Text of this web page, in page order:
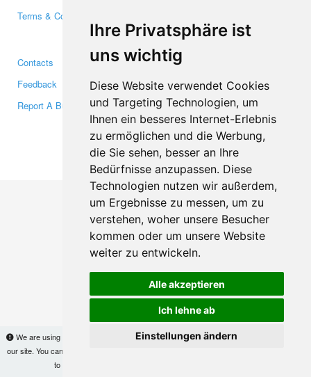
Ihre Privatsphäre ist
uns wichtig
Diese Website verwendet Cookies
und Targeting Technologien, um
Ihnen ein besseres Internet-Erlebnis
zu ermöglichen und die Werbung,
die Sie sehen, besser an Ihre
Bedürfnisse anzupassen. Diese
Technologien nutzen wir außerdem,
um Ergebnisse zu messen, um zu
verstehen, woher unsere Besucher
kommen oder um unsere Website
weiter zu entwickeln.
Alle akzeptieren
Ich lehne ab
Einstellungen ändern
We are using cookies to provide statistics that help us give you the best experience of
our site. You can find out more
to use the site without changes, you are agreeing to it.
Terms & Conditions
Media
Contacts
Feedback
Report A Bug
Facebook
Twitter
YouTube
Google+
Makis© Copyright 2026